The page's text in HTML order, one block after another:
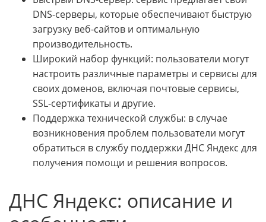
DNS-серверы, которые обеспечивают быструю
загрузку веб-сайтов и оптимальную
производительность.
Широкий набор функций: пользователи могут
настроить различные параметры и сервисы для
своих доменов, включая почтовые сервисы,
SSL-сертификаты и другие.
Поддержка технической службы: в случае
возникновения проблем пользователи могут
обратиться в службу поддержки ДНС Яндекс для
получения помощи и решения вопросов.
ДНС Яндекс: описание и